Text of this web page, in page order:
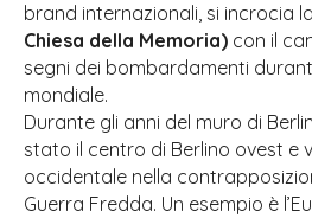
brand internazionali, si incrocia la
Chiesa della Memoria) con il
segni dei bombardamenti
mondiale.
Durante gli anni del muro di
stato il centro di Berlino ovest e
occidentale nella
Guerra Fredda. Un esempio è